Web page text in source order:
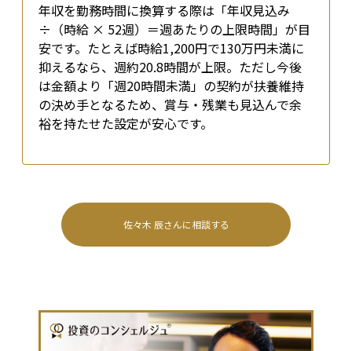
年収を勤務時間に換算する際は「年収見込み
÷（時給 × 52週）＝週あたりの上限時間」が目
安です。たとえば時給1,200円で130万円未満に
抑えるなら、週約20.8時間が上限。ただし今後
は金額より「週20時間未満」の契約が扶養維持
の決め手となるため、賞与・残業も見込んで余
裕を持たせた設定が安心です。
佐々木 辰さんに相談する